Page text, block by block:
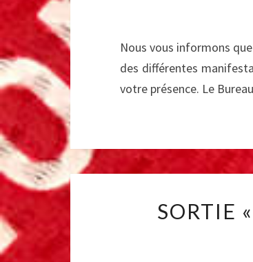
Nous vous informons
des différentes
votre présence. Le Bureau
SORTIE